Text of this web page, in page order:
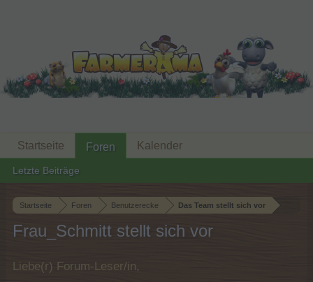
Startseite Foren Benutzerecke Das Team stellt sich vor
Frau_Schmitt stellt sich vor
Liebe(r) Forum-Leser/in,
Startseite Foren
Letzte Beiträge
Kalender